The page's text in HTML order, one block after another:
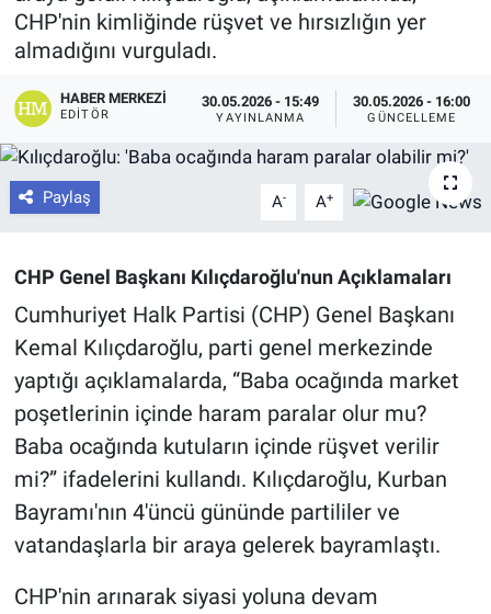
CHP'nin kimliğinde rüşvet ve hırsızlığın yer
almadığını vurguladı.
HABER MERKEZI
EDITÖR
30.05.2026 - 15:49
YAYINLANMA
30.05.2026 - 16:00
GÜNCELLEME
Paylaş A- A+
CHP Genel Başkanı Kılıçdaroğlu'nun Açıklamaları
Cumhuriyet Halk Partisi (CHP) Genel Başkanı
Kemal Kılıçdaroğlu, parti genel merkezinde
yaptığı açıklamalarda, “Baba ocağında market
poşetlerinin içinde haram paralar olur mu?
Baba ocağında kutuların içinde rüşvet verilir
mi?” ifadelerini kullandı. Kılıçdaroğlu, Kurban
Bayramı'nın 4'üncü gününde partililer ve
vatandaşlarla bir araya gelerek bayramlaştı.
CHP'nin arınarak siyasi yoluna devam